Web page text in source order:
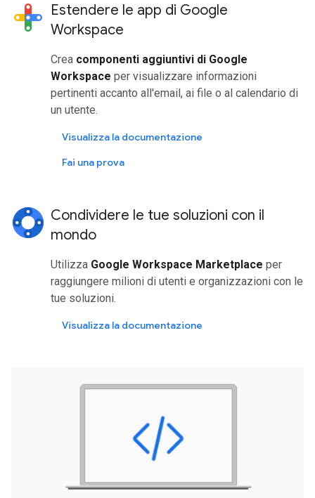
Estendere le app di Google
Workspace
Crea componenti aggiuntivi di Google
Workspace per visualizzare informazioni
pertinenti accanto all'email, ai file o al calendario di
un utente.
Visualizza la documentazione
Fai una prova
Condividere le tue soluzioni con il
mondo
Utilizza Google Workspace Marketplace per
raggiungere milioni di utenti e organizzazioni con le
tue soluzioni.
Visualizza la documentazione